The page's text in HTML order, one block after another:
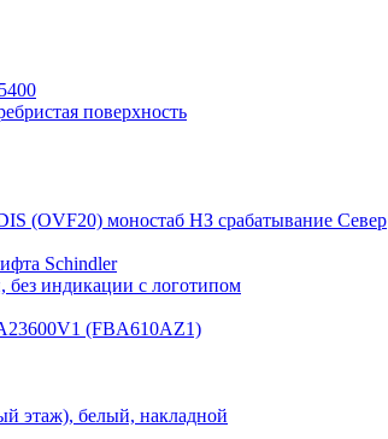
поверхность
(OVF20) моностаб НЗ срабатывание Cевер
Schindler
индикации с логотипом
(FBA610AZ1)
этаж), белый, накладной